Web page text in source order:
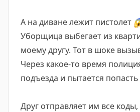
А на диване лежит пистолет
Уборщица выбегает из
моему другу. Тот в шоке
Через какое-то время
подъезда и пытается
Друг отправляет им все